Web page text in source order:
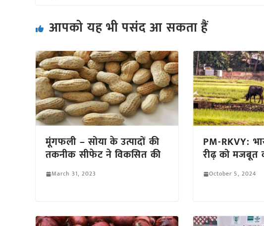
आपको यह भी पसंद आ सकता हैं
मूंगफली – सोया के उत्पादों की
तकनीक सीफेट ने विकसित की
March 31, 2023
PM-RKVY:
रीढ़ को मजबूत
October 5, 2024